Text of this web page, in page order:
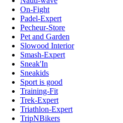
On-Fight
Padel-Expert
Pecheur-Store
Pet and Garden
Slowood Interior
Smash-Expert
Sneak'In
Sneakids
Sport is good
Training-Fit
Trek-Expert
Triathlon-Expert
TripNBikers